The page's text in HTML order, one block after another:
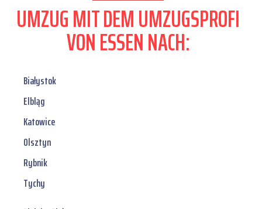
UMZUG MIT DEM UMZUGSPROFI
VON ESSEN NACH:
Białystok
Elbląg
Katowice
Olsztyn
Rybnik
Tychy